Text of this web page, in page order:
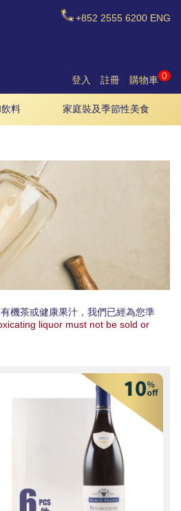
+852 2555 6200 ENG
登入 註冊 購物車 0
料 家庭裝及季節性美食
機茶或健康果汁，我們已經為您準
liquor must not be sold or